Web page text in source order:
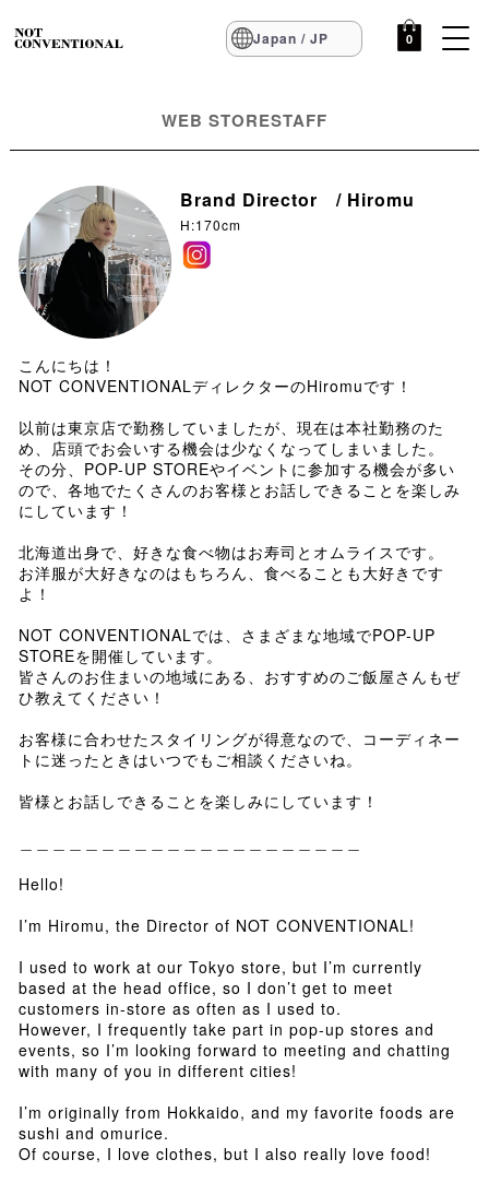
Japan / JP 0
WEB STORESTAFF
Brand Director / Hiromu
H:170cm
こんにちは！
NOT CONVENTIONALディレクターのHiromuです！
以前は東京店で勤務していましたが、現在は本社勤務のた
め、店頭でお会いする機会は少なくなってしまいました。
その分、POP-UP STOREやイベントに参加する機会が多い
ので、各地でたくさんのお客様とお話しできることを楽しみ
にしています！
北海道出身で、好きな食べ物はお寿司とオムライスです。
お洋服が大好きなのはもちろん、食べることも大好きです
よ！
NOT CONVENTIONALでは、さまざまな地域でPOP-UP
STOREを開催しています。
皆さんのお住まいの地域にある、おすすめのご飯屋さんもぜ
ひ教えてください！
お客様に合わせたスタイリングが得意なので、コーディネー
トに迷ったときはいつでもご相談くださいね。
皆様とお話しできることを楽しみにしています！
Hello!
I’m Hiromu, the Director of NOT CONVENTIONAL!
I used to work at our Tokyo store, but I’m currently
based at the head office, so I don’t get to meet
customers in-store as often as I used to.
However, I frequently take part in pop-up stores and
events, so I’m looking forward to meeting and chatting
with many of you in different cities!
I’m originally from Hokkaido, and my favorite foods are
sushi and omurice.
Of course, I love clothes, but I also really love food!